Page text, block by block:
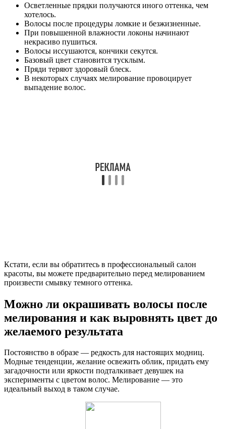
Осветленные прядки получаются иного оттенка, чем
хотелось.
Волосы после процедуры ломкие и безжизненные.
При повышенной влажности локоны начинают
некрасиво пушиться.
Волосы иссушаются, кончики секутся.
Базовый цвет становится тусклым.
Пряди теряют здоровый блеск.
В некоторых случаях мелирование провоцирует
выпадение волос.
Кстати, если вы обратитесь в профессиональный салон
красоты, вы можете предварительно перед мелированием
произвести смывку темного оттенка.
Можно ли окрашивать волосы после
мелирования и как выровнять цвет до
желаемого результата
Постоянство в образе — редкость для настоящих модниц.
Модные тенденции, желание освежить облик, придать ему
загадочности или яркости подталкивает девушек на
эксперименты с цветом волос. Мелирование — это
идеальный выход в таком случае.